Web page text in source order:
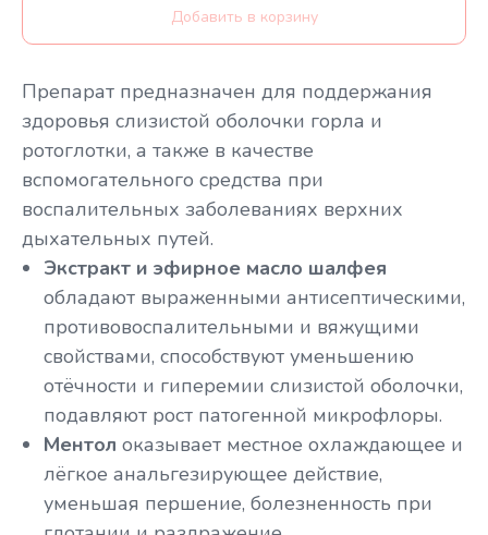
Добавить в корзину
Препарат предназначен для поддержания
здоровья слизистой оболочки горла и
ротоглотки, а также в качестве
вспомогательного средства при
воспалительных заболеваниях верхних
дыхательных путей.
Экстракт и эфирное масло шалфея
обладают выраженными антисептическими,
противовоспалительными и вяжущими
свойствами, способствуют уменьшению
отёчности и гиперемии слизистой оболочки,
подавляют рост патогенной микрофлоры.
Ментол оказывает местное охлаждающее и
лёгкое анальгезирующее действие,
уменьшая першение, болезненность при